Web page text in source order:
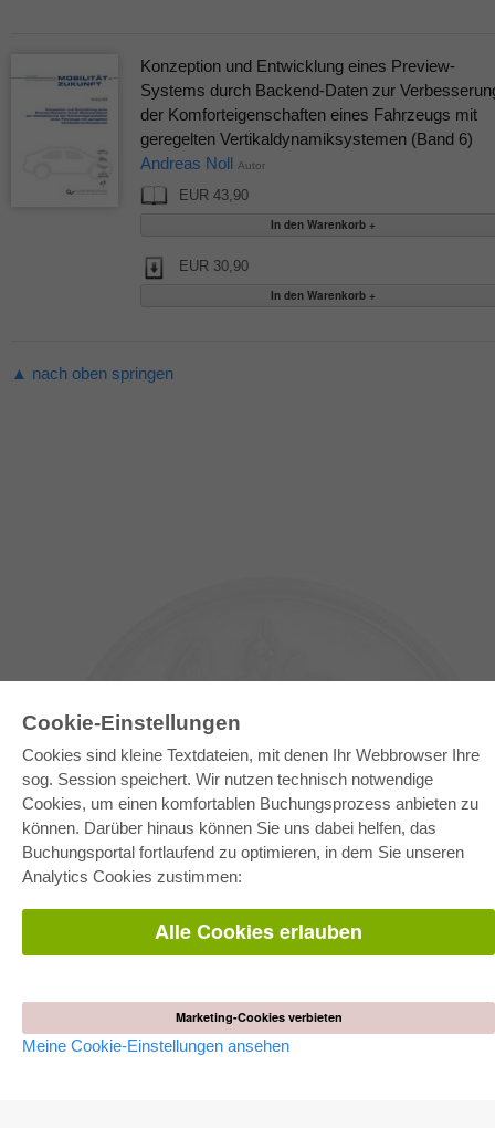
Cookie-Einstellungen
Cookies sind kleine Textdateien, mit denen Ihr Webbrowser Ihre
sog. Session speichert. Wir nutzen technisch notwendige
Cookies, um einen komfortablen Buchungsprozess anbieten zu
können. Darüber hinaus können Sie uns dabei helfen, das
Buchungsportal fortlaufend zu optimieren, in dem Sie unseren
Analytics Cookies zustimmen:
Alle Cookies erlauben
Marketing-Cookies verbieten
Meine Cookie-Einstellungen ansehen
Konzeption und Entwicklung eines Preview-
Systems durch Backend-Daten zur
der Komforteigenschaften eines Fahrzeugs mit
geregelten Vertikaldynamiksystemen (Band 6)
Andreas Noll Autor
EUR 43,90
EUR 30,90
▲ nach oben springen
E-COLLECTION
Gesamtpaket
Fachbereichspakete
Bereitstellung von E-Books
Häufig gestellte Fragen (FAQ)
AGB